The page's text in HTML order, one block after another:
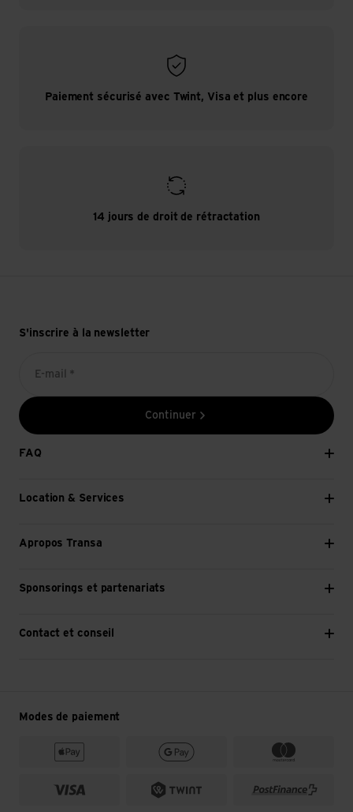
Paiement sécurisé avec Twint, Visa et plus encore
14 jours de droit de rétractation
S'inscrire à la newsletter
E-mail *
Continuer
FAQ
Location & Services
Apropos Transa
Sponsorings et partenariats
Contact et conseil
Modes de paiement